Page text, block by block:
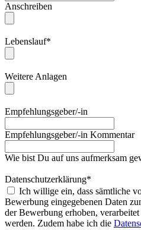
Anschreiben
Lebenslauf*
Weitere Anlagen
Empfehlungsgeber/-in
Empfehlungsgeber/-in Kommentar
Wie bist Du auf uns aufmerksam
Datenschutzerklärung*
Ich willige ein, dass sämtliche
Bewerbung eingegebenen Daten
der Bewerbung erhoben,
werden. Zudem habe ich die